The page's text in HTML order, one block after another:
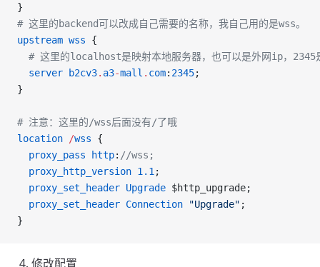
}
# 这里的backend可以改成自己需要的名称，我自己用的是wss。
upstream wss {
# 这里的localhost是映射本地服务器，也可以是外网ip，2345
  server
b2cv3. a3-mall . com: 2345;
}
# 注意：这里的/wss后面没有/了哦
location /wss {
  proxy_pass
http: //wss;
  proxy_http_version
1.1 ;
  proxy_set_header
Upgrade $http_upgrade;
  proxy_set_header
Connection "Upgrade" ;
}
修改配置